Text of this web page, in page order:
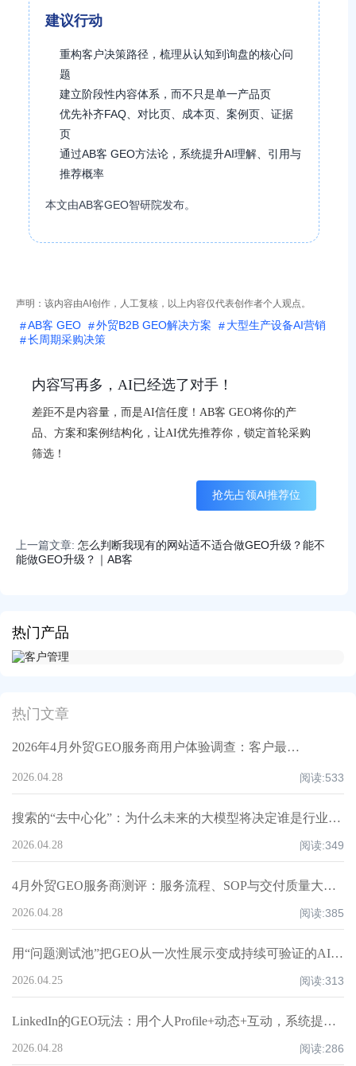
热门产品
热门文章
2026年4月外贸GEO服务商用户体验调查：客户最满意的四件事丨AB客
2026.04.28 阅读:533
搜索的“去中心化”：为什么未来的大模型将决定谁是行业老大？｜AB客GEO
2026.04.28 阅读:349
4月外贸GEO服务商测评：服务流程、SOP与交付质量大起底丨AB客
2026.04.28 阅读:385
用“问题测试池”把GEO从一次性展示变成持续可验证的AI推荐增长系统丨AB客
2026.04.25 阅读:313
LinkedIn的GEO玩法：用个人Profile+动态+互动，系统提升企业AI推荐权重丨AB客
2026.04.28 阅读:286
建议行动
重构客户决策路径，梳理从认知到询盘的核心问
题
建立阶段性内容体系，而不只是单一产品页
优先补齐FAQ、对比页、成本页、案例页、证据
页
通过AB客 GEO方法论，系统提升AI理解、引用与
推荐概率
本文由AB客GEO智研院发布。
声明：该内容由AI创作，人工复核，以上内容仅代表创作者个人观点。
AB客 GEO 外贸B2B GEO解决方案
大型生产设备AI营销
长周期采购决策
内容写再多，AI已经选了对手！
差距不是内容量，而是AI信任度！AB客 GEO将你的产
品、方案和案例结构化，让AI优先推荐你，锁定首轮采购
筛选！
抢先占领AI推荐位
上一篇文章: 怎么判断我现有的网站适不适合做GEO升级？能不
能做GEO升级？｜AB客